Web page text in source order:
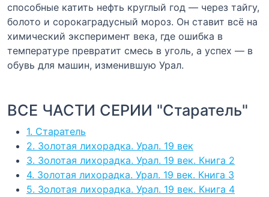
способные катить нефть круглый год — через тайгу,
болото и сорокаградусный мороз. Он ставит всё на
химический эксперимент века, где ошибка в
температуре превратит смесь в уголь, а успех — в
обувь для машин, изменившую Урал.
ВСЕ ЧАСТИ СЕРИИ "Старатель"
1. Старатель
2. Золотая лихорадка. Урал. 19 век
3. Золотая лихорадка. Урал. 19 век. Книга 2
4. Золотая лихорадка. Урал. 19 век. Книга 3
5. Золотая лихорадка. Урал. 19 век. Книга 4